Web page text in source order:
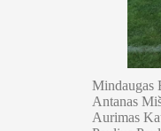
Mindaugas
Antanas
Aurimas